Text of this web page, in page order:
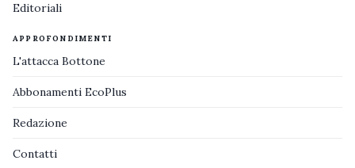
Editoriali
APPROFONDIMENTI
L'attacca Bottone
Abbonamenti EcoPlus
Redazione
Contatti